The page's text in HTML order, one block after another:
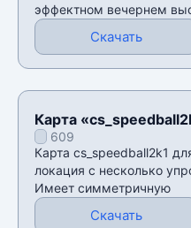
эффектном вечернем
Скачать
Карта
609
Карта cs_speedball2k1
локация с несколько
Имеет симметричную
Скачать